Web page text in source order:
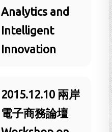
Analytics and
Intelligent
Innovation
2015.12.10 兩岸
電子商務論壇